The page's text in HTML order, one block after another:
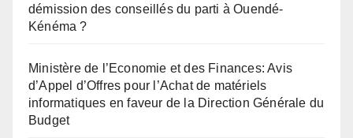
démission des conseillés du parti à Ouendé-
Kénéma ?
Ministère de l’Economie et des Finances: Avis
d’Appel d’Offres pour l’Achat de matériels
informatiques en faveur de la Direction Générale du
Budget